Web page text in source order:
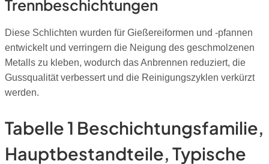
Trennbeschichtungen
Diese Schlichten wurden für Gießereiformen und -pfannen
entwickelt und verringern die Neigung des geschmolzenen
Metalls zu kleben, wodurch das Anbrennen reduziert, die
Gussqualität verbessert und die Reinigungszyklen verkürzt
werden.
Tabelle 1 Beschichtungsfamilie,
Hauptbestandteile, Typische